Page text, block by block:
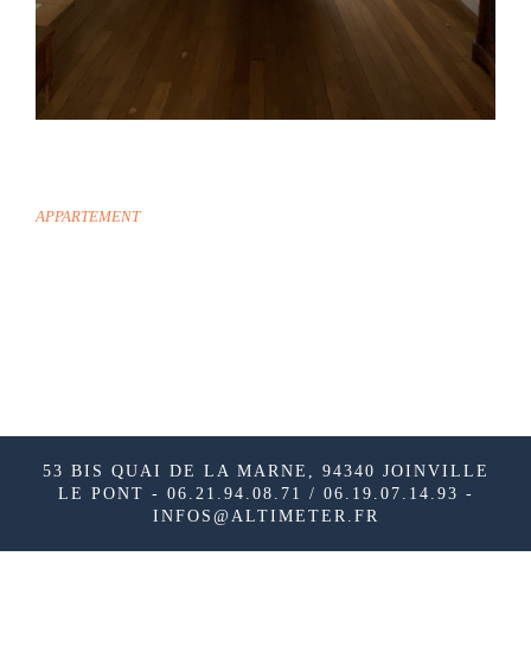
APPARTEMENT
53 BIS QUAI DE LA MARNE, 94340 JOINVILLE
LE PONT - 06.21.94.08.71 / 06.19.07.14.93 -
INFOS@ALTIMETER.FR